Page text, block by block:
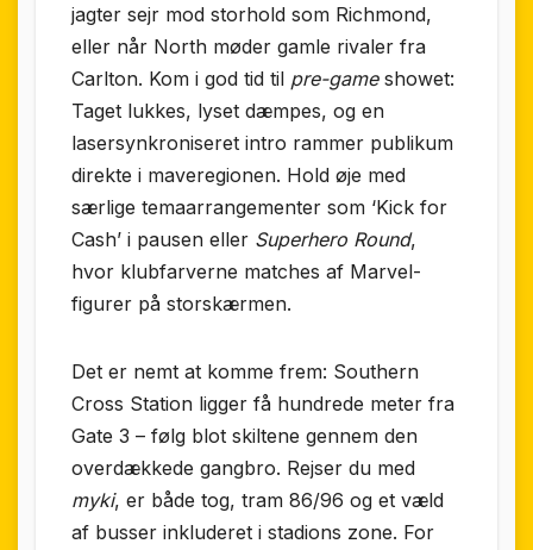
jagter sejr mod storhold som Richmond,
eller når North møder gamle rivaler fra
Carlton. Kom i god tid til pre-gameshowet:
Taget lukkes, lyset dæmpes, og en
lasersynkroniseret intro rammer publikum
direkte i maveregionen. Hold øje med
særlige temaarrangementer som ‘Kick for
Cash’ i pausen eller Superhero Round,
hvor klubfarverne matches af Marvel-
figurer på storskærmen.
Det er nemt at komme frem: Southern
Cross Station ligger få hundrede meter fra
Gate 3 – følg blot skiltene gennem den
overdækkede gangbro. Rejser du med
myki, er både tog, tram 86/96 og et væld
af busser inkluderet i stadions zone. For